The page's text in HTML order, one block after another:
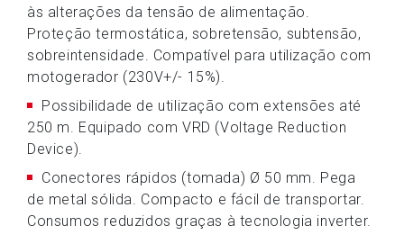
às alterações da tensão de alimentação.
Proteção termostática, sobretensão, subtensão,
sobreintensidade. Compatível para utilização com
motogerador (230V+/- 15%).
Possibilidade de utilização com extensões até
250 m. Equipado com VRD (Voltage Reduction
Device).
Conectores rápidos (tomada) Ø 50 mm. Pega
de metal sólida. Compacto e fácil de transportar.
Consumos reduzidos graças à tecnologia inverter.